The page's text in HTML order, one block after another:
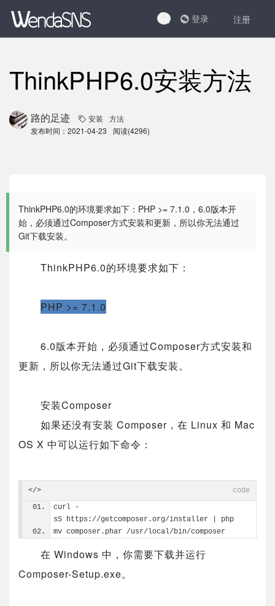
登录 注册
ThinkPHP6.0安装方法
路的足迹 安装
方法
发布时间：2021-04-23
阅读(4296)
ThinkPHP6.0的环境要求如下：PHP >= 7.1.0，6.0版本开
始，必须通过Composer方式安装和更新，所以你无法通过
Git下载安装。
ThinkPHP6.0的环境要求如下：
PHP >= 7.1.0
6.0版本开始，必须通过Composer方式安装和
更新，所以你无法通过Git下载安装。
安装Composer
如果还没有安装 Composer，在 Linux 和 Mac
OS X 中可以运行如下命令：
</>
code
curl -
sS https://getcomposer.org/installer | php
mv composer.phar /usr/local/bin/composer
在 Windows 中，你需要下载并运行
Composer-Setup.exe。